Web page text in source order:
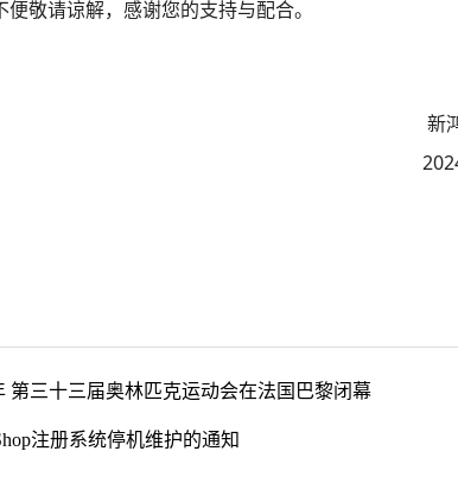
敬请谅解，感谢您的支持与配合。
扬科
06-
第三十三届奥林匹克运动会在法国巴黎闭幕
注册系统停机维护的通知